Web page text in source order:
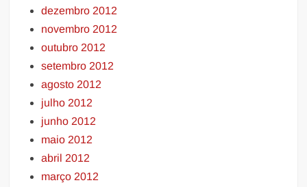
dezembro 2012
novembro 2012
outubro 2012
setembro 2012
agosto 2012
julho 2012
junho 2012
maio 2012
abril 2012
março 2012